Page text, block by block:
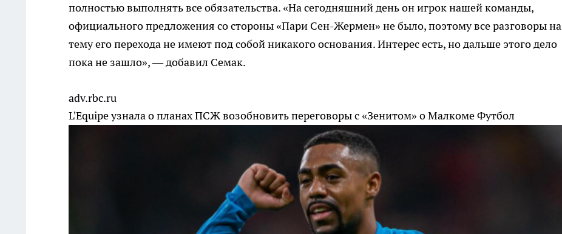
полностью выполнять все обязательства. «На сегодняшний день он игрок нашей команды,
официального предложения со стороны «Пари Сен-Жермен» не было, поэтому все разговоры на
тему его перехода не имеют под собой никакого основания. Интерес есть, но дальше этого дело
пока не зашло», — добавил Семак.
adv.rbc.ru
L'Equipe узнала о планах ПСЖ возобновить переговоры с «Зенитом» о МалкомеФутбол